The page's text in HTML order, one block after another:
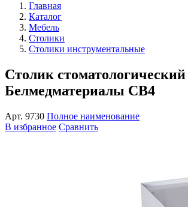
Главная
Каталог
Мебель
Столики
Столики инструментальные
Столик стоматологический
Белмедматериалы СВ4
Арт. 9730 Полное наименование
В избранное Сравнить